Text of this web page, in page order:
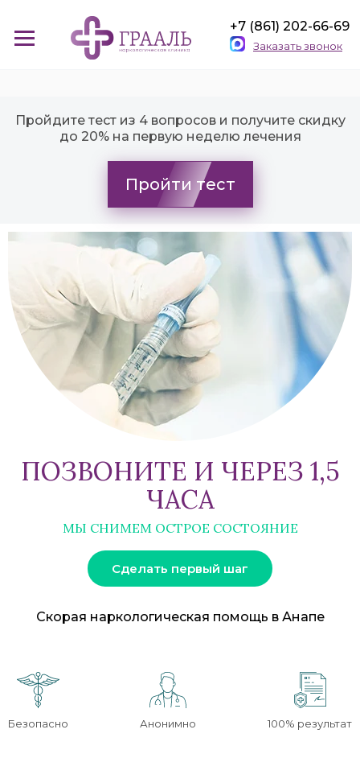
+7 (861) 202-66-69
Заказать звонок
Пройдите тест из 4 вопросов и получите скидку
до 20% на первую неделю лечения
Пройти тест
ПОЗВОНИТЕ И ЧЕРЕЗ 1,5
ЧАСА
МЫ СНИМЕМ ОСТРОЕ СОСТОЯНИЕ
Скорая наркологическая помощь в Анапе
Сделать первый шаг
Безопасно Анонимно 100% результат